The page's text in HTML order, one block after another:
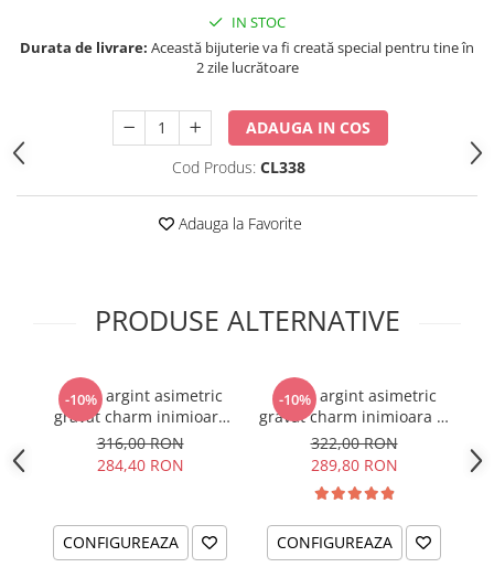
IN STOC
Durata de livrare: Această bijuterie va fi creată special pentru tine în
2 zile lucrătoare
ADAUGA IN COS
Cod Produs: CL338
Adauga la Favorite
PRODUSE ALTERNATIVE
-10%
Colier argint asimetric
gravat charm inimioara
Sa nu uiti...
316,00 RON
284,40 RON
CONFIGUREAZA
-10%
Colier argint asimetric
gravat charm inimioara si
cristal
322,00 RON
289,80 RON
CONFIGUREAZA